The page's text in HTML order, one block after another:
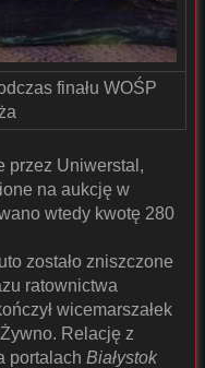
finału WOŚP
przez Uniwerstal,
na aukcję w
wtedy kwotę 280
zostało zniszczone
ratownictwa
wicemarszałek
Relację z
portalach Białystok